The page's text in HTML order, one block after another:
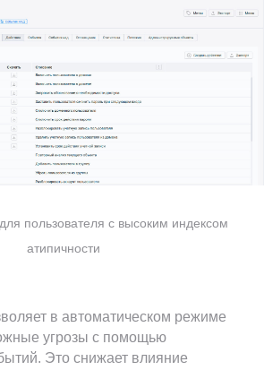
пользователя с высоким индексом
атипичности
в автоматическом режиме
угрозы с помощью
Это снижает влияние
и информационного
обработку персональных
мною в настоящей
с Политикой
Политикой обработки